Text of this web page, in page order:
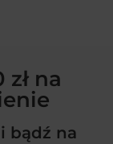
na
bądź na